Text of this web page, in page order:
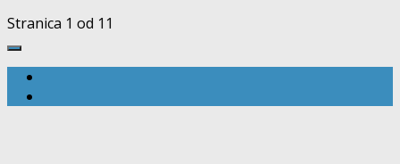
Stranica 1 od 1 1